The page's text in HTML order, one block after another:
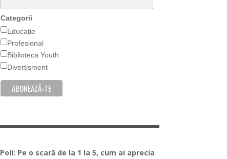
Categorii
Educație
Profesional
Biblioteca Youth
Divertisment
Poll: Pe o scară de la 1 la 5, cum ai aprecia